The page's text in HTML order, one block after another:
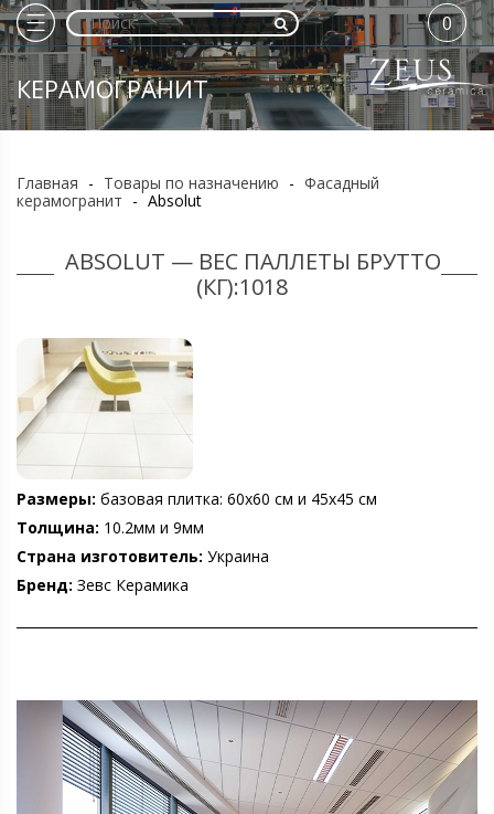
КЕРАМОГРАНИТ
0
Главная - Товары по назначению - Фасадный
керамогранит - Absolut
ABSOLUT — ВЕС ПАЛЛЕТЫ БРУТТО
(КГ):1018
Размеры: базовая плитка: 60х60 см и 45х45 см
Толщина: 10.2мм и 9мм
Страна изготовитель: Украина
Бренд: Зевс Керамика